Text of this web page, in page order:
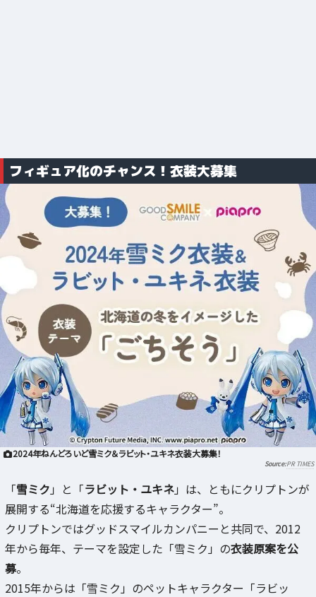
フィギュア化のチャンス！衣装大募集
2024年ねんどろいど雪ミク＆ラビット・ユキネ衣装大募集！
PR TIMES
「雪ミク 」と「ラビット・ユキネ」は、ともにクリプトンが
展開する“北海道を応援するキャラクター”。
クリプトンではグッドスマイルカンパニーと共同で、2012
年から毎年、テーマを設定した「雪ミク」の衣装原案を公
募。
2015年からは「雪ミク」のペットキャラクター「ラビッ